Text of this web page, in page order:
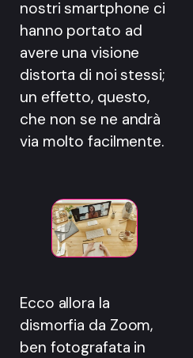
nostri smartphone ci
hanno portato ad
avere una visione
distorta di noi stessi;
un effetto, questo,
che non se ne andrà
via molto facilmente.
Ecco allora la
dismorfia da Zoom,
ben fotografata in